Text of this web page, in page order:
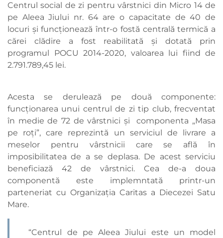
Centrul social de zi pentru vârstnici din Micro 14 de
pe Aleea Jiului nr. 64 are o capacitate de 40 de
locuri și funcţionează într-o fostă centrală termică a
cărei clădire a fost reabilitată și dotată prin
programul POCU 2014-2020, valoarea lui fiind de
2.791.789,45 lei.
Acesta se derulează pe două componente:
funcționarea unui centrul de zi tip club, frecventat
în medie de 72 de vârstnici și componenta „Masa
pe roți”, care reprezintă un serviciul de livrare a
meselor pentru vârstnicii care se află în
imposibilitatea de a se deplasa. De acest serviciu
beneficiază 42 de vârstnici. Cea de-a doua
componentă este implemntată printr-un
parteneriat cu Organizația Caritas a Diecezei Satu
Mare.
“Centrul de pe Aleea Jiului este un model